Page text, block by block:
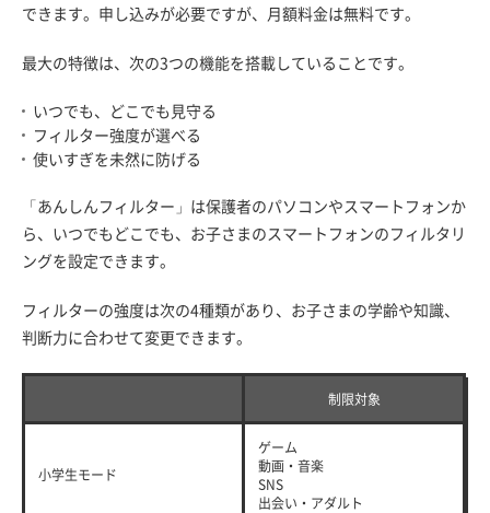
できます。申し込みが必要ですが、月額料金は無料です。
最大の特徴は、次の3つの機能を搭載していることです。
いつでも、どこでも見守る
フィルター強度が選べる
使いすぎを未然に防げる
「あんしんフィルター」は保護者のパソコンやスマートフォンか
ら、いつでもどこでも、お子さまのスマートフォンのフィルタリ
ングを設定できます。
フィルターの強度は次の4種類があり、お子さまの学齢や知識、
判断力に合わせて変更できます。
制限対象
小学生モード
ゲーム
動画・音楽
SNS
出会い・アダルト